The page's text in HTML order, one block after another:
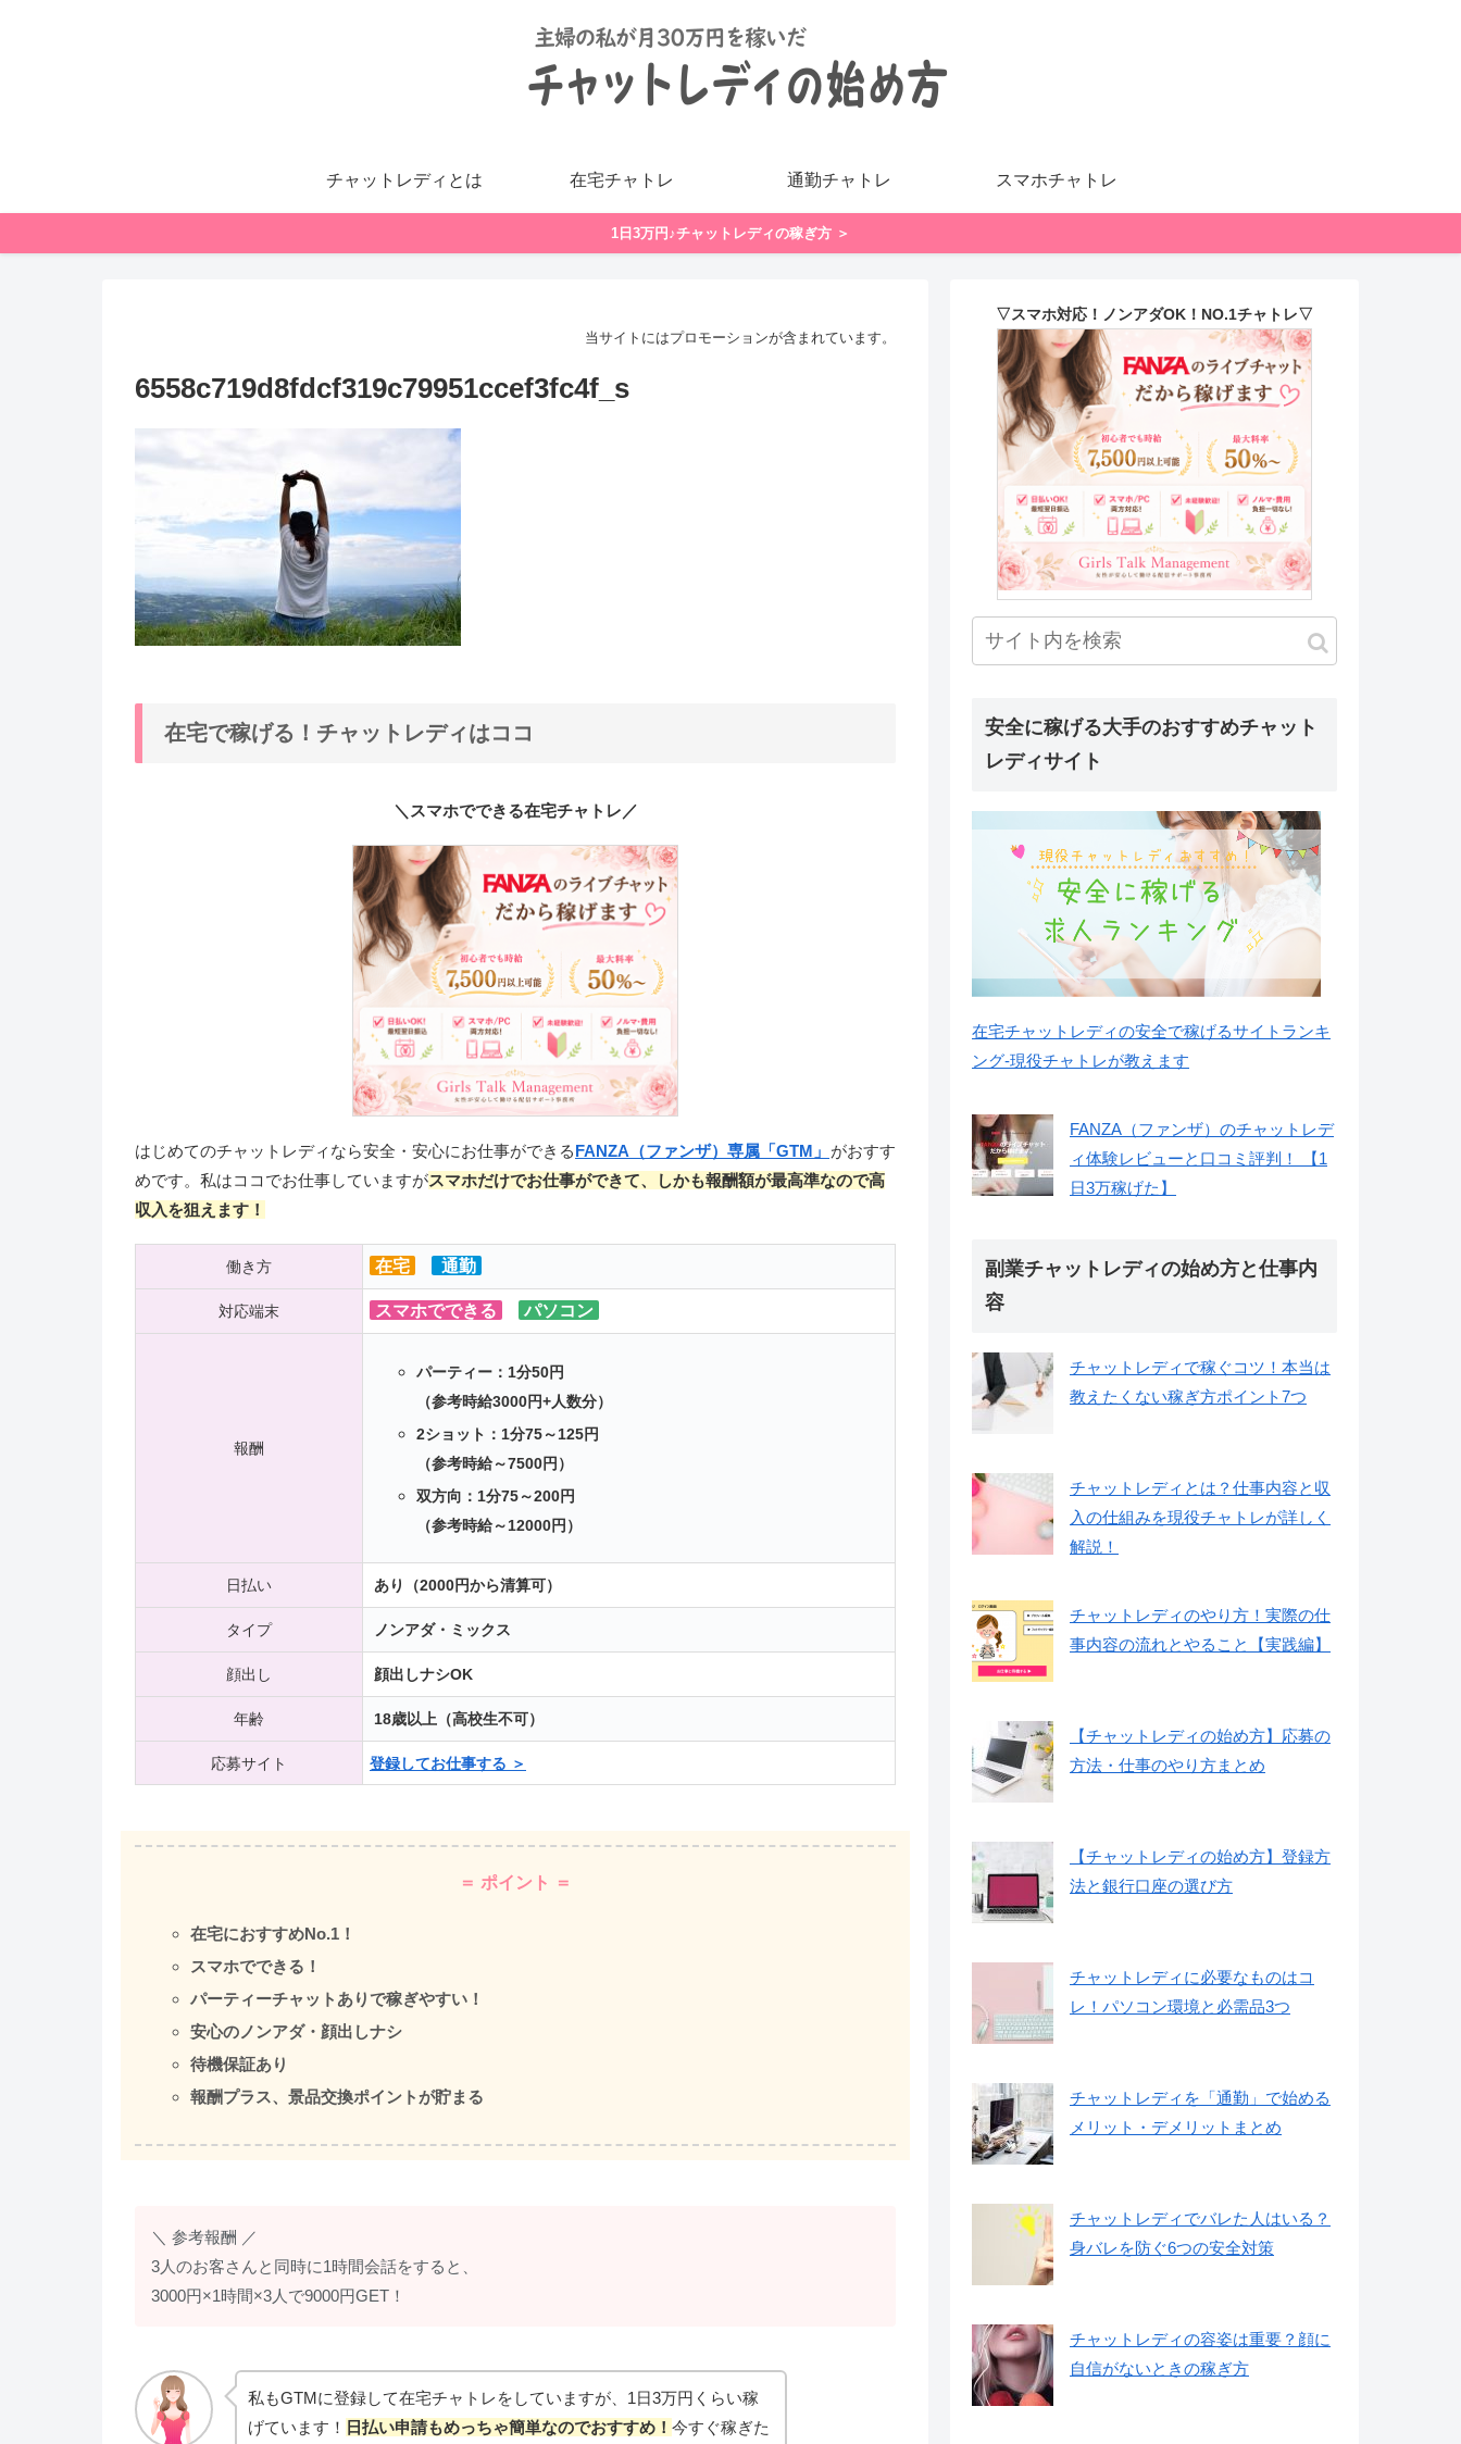
チャットレディとは 在宅チャトレ 通勤チャトレ スマホチャトレ
1日3万円♪チャットレディの稼ぎ方 ＞
当サイトにはプロモーションが含まれています。
6558c719d8fdcf319c79951ccef3fc4f_s
在宅で稼げる！チャットレディはココ
＼スマホでできる在宅チャトレ／
はじめてのチャットレディなら安全・安心にお仕事ができるFANZA（ファンザ）専属「GTM」 がおすす
めです。私はココでお仕事していますがスマホだけでお仕事ができて、しかも報酬額が最高準なので高
収入を狙えます！
働き方 在宅 通勤
対応端末 スマホでできる パソコン
報酬
パーティー：1分50円
（参考時給3000円+人数分）
2ショット：1分75～125円
（参考時給～7500円）
双方向：1分75～200円
（参考時給～12000円）
日払い あり（2000円から清算可）
タイプ ノンアダ・ミックス
顔出し 顔出しナシOK
年齢 18歳以上（高校生不可）
応募サイト 登録してお仕事する ＞
＝ ポイント ＝
在宅におすすめNo.1！
スマホでできる！
パーティーチャットありで稼ぎやすい！
安心のノンアダ・顔出しナシ
待機保証あり
報酬プラス、景品交換ポイントが貯まる
＼ 参考報酬 ／
3人のお客さんと同時に1時間会話をすると、
3000円×1時間×3人で9000円GET！
私もGTMに登録して在宅チャトレをしていますが、1日3万円くらい稼
げています！ 日払い申請もめっちゃ簡単なのでおすすめ！ 今すぐ稼ぎた
▽スマホ対応！ノンアダOK！NO.1チャトレ▽
安全に稼げる大手のおすすめチャット
レディサイト
在宅チャットレディの安全で稼げるサイトランキ
ング-現役チャトレが教えます
FANZA（ファンザ）のチャットレデ
ィ体験レビューと口コミ評判！ 【1
日3万稼げた】
副業チャットレディの始め方と仕事内
容
チャットレディで稼ぐコツ！本当は
教えたくない稼ぎ方ポイント7つ
チャットレディとは？仕事内容と収
入の仕組みを現役チャトレが詳しく
解説！
チャットレディのやり方！実際の仕
事内容の流れとやること【実践編】
【チャットレディの始め方】応募の
方法・仕事のやり方まとめ
【チャットレディの始め方】登録方
法と銀行口座の選び方
チャットレディに必要なものはコ
レ！パソコン環境と必需品3つ
チャットレディを「通勤」で始める
メリット・デメリットまとめ
チャットレディでバレた人はいる？
身バレを防ぐ6つの安全対策
チャットレディの容姿は重要？顔に
自信がないときの稼ぎ方